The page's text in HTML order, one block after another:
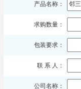
产品名称：
求购数量：
包装要求：
联 系 人：
公司名称：